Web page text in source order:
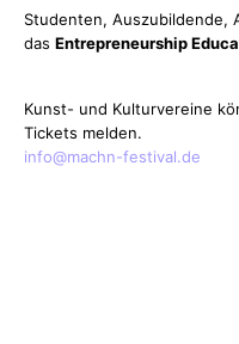
Studenten, Auszubildende,
das Entrepreneurship
Kunst- und Kulturvereine
Tickets melden.
info@machn-festival.de